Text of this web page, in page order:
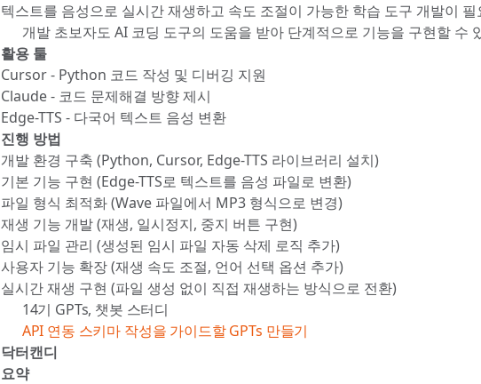
텍스트를 음성으로 실시간 재생하고 속도 조절이 가능한 학습 도구 개발이 필
🍯 개발 초보자도 AI 코딩 도구의 도움을 받아 단계적으로 기능을 구현할 수
활용 툴
Cursor - Python 코드 작성 및 디버깅 지원
Claude - 코드 문제해결 방향 제시
Edge-TTS - 다국어 텍스트 음성 변환
진행 방법
개발 환경 구축 (Python, Cursor, Edge-TTS 라이브러리 설치)
기본 기능 구현 (Edge-TTS로 텍스트를 음성 파일로 변환)
파일 형식 최적화 (Wave 파일에서 MP3 형식으로 변경)
재생 기능 개발 (재생, 일시정지, 중지 버튼 구현)
임시 파일 관리 (생성된 임시 파일 자동 삭제 로직 추가)
사용자 기능 확장 (재생 속도 조절, 언어 선택 옵션 추가)
실시간 재생 구현 (파일 생성 없이 직접 재생하는 방식으로 전환)
📚 14기 GPTs, 챗봇 스터디
API 연동 스키마 작성을 가이드할 GPTs 만들기
닥터캔디
요약